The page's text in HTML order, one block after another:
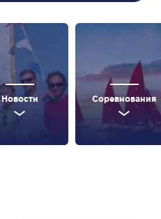
Новости Соревнования